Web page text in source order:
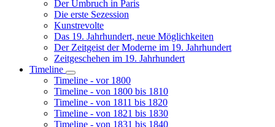
Der Umbruch in Paris
Die erste Sezession
Kunstrevolte
Das 19. Jahrhundert, neue Möglichkeiten
Der Zeitgeist der Moderne im 19. Jahrhundert
Zeitgeschehen im 19. Jahrhundert
Timeline
Unternavigation
von
Timeline
Timeline - vor 1800
Timeline - von 1800 bis 1810
Timeline - von 1811 bis 1820
Timeline - von 1821 bis 1830
Timeline - von 1831 bis 1840